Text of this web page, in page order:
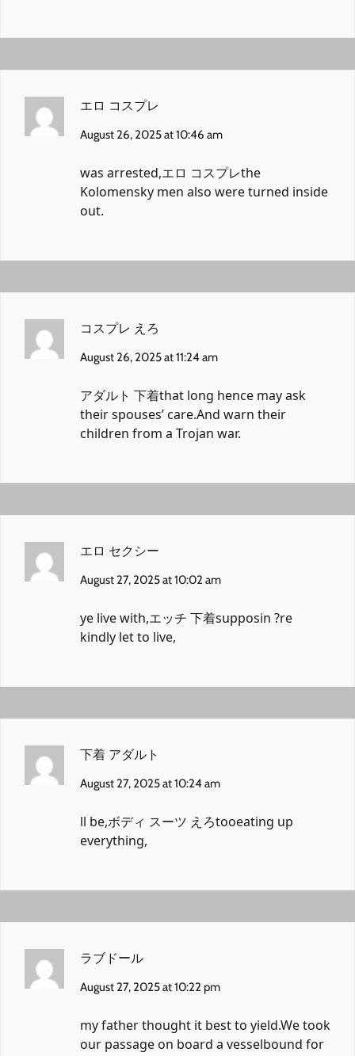
エロ コスプレ
August 26, 2025 at 10:46 am
was arrested,エロ コスプレthe
Kolomensky men also were turned inside
out.
コスプレ えろ
August 26, 2025 at 11:24 am
アダルト 下着that long hence may ask
their spouses’ care.And warn their
children from a Trojan war.
エロ セクシー
August 27, 2025 at 10:02 am
ye live with,エッチ 下着supposin ?re
kindly let to live,
下着 アダルト
August 27, 2025 at 10:24 am
ll be,ボディ スーツ えろtooeating up
everything,
ラブドール
August 27, 2025 at 10:22 pm
my father thought it best to yield.We took
our passage on board a vesselbound for